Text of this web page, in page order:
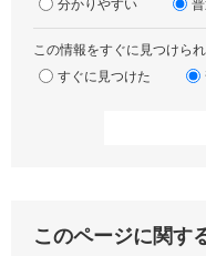
分かりやすい
この情報をすぐに見つけら
すぐに見つけた
このページに関す